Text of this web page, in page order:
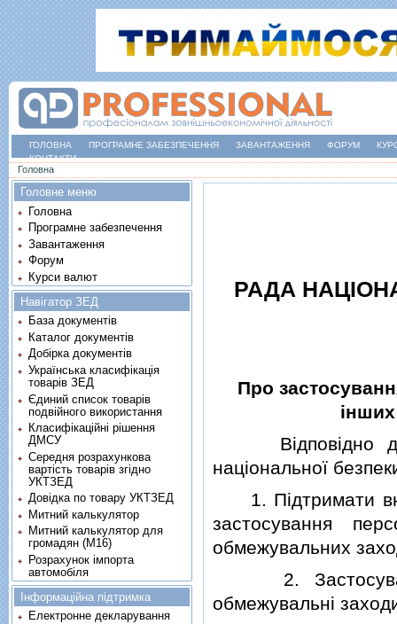
ГОЛОВНА ПРОГРАМНЕ ЗАБЕЗПЕЧЕННЯ ЗАВАНТАЖЕННЯ ФОРУМ
КОНТАКТИ
Ви є тут
Головна
РАДА
Про
iнших
Вiдповiдно
нацiональної
1. Пiдтримати
застосування
обмежувальних
2. Застосувати
обмежувальнi
Головне меню
Головна
Програмне забезпечення
Завантаження
Форум
Курси валют
Навігатор ЗЕД
База документів
Каталог документів
Добірка документів
Українська класифікація
товарів ЗЕД
Єдиний список товарів
подвійного використання
Класифікаційні рішення
ДМСУ
Середня розрахункова
вартість товарів згідно
УКТЗЕД
Довідка по товару УКТЗЕД
Митний калькулятор
Митний калькулятор для
громадян (М16)
Розрахунок імпорта
автомобіля
Інформаційна підтримка
Електронне декларування